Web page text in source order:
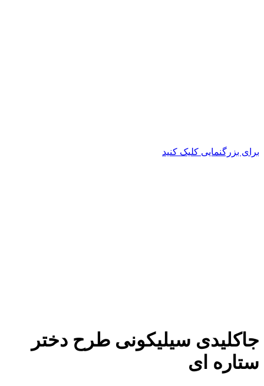
برای بزرگنمایی کلیک کنید
جاکلیدی سیلیکونی طرح دختر
ستاره ای